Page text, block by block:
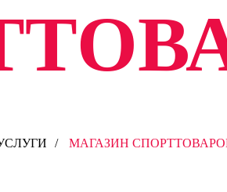
/ МАГАЗИН